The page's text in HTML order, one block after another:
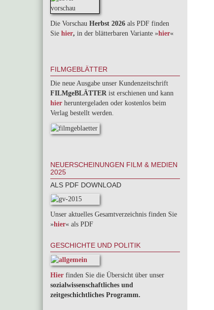
Die Vorschau Herbst 2026 als PDF finden
Sie hier, in der blätterbaren Variante »hier«
FILMGEBLÄTTER
Die neue Ausgabe unser Kundenzeitschrift
FILMgeBLÄTTER ist erschienen und kann
hier heruntergeladen oder kostenlos beim
Verlag bestellt werden.
NEUERSCHEINUNGEN FILM & MEDIEN
2025
ALS PDF DOWNLOAD
Unser aktuelles Gesamtverzeichnis finden Sie
»hier« als PDF
GESCHICHTE UND POLITIK
Hier finden Sie die Übersicht über unser
sozialwissenschaftliches und
zeitgeschichtliches Programm.